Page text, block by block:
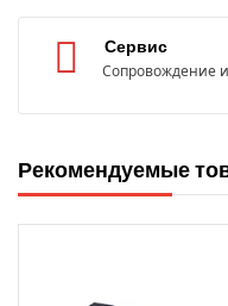
Сервис
Сопровождение
Рекомендуемые